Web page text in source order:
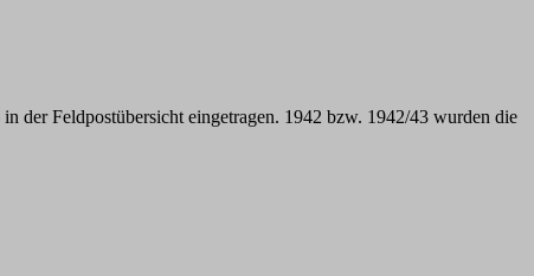
der Feldpostübersicht eingetragen. 1942 bzw. 1942/43 wurden die